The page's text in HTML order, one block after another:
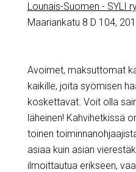
Lounais-Suomen - SYLI
Maariankatu 8 D 104,
Avoimet, maksuttomat
kaikille, joita syömisen
koskettavat. Voit olla
läheinen! Kahvihetkissä
toinen
asiaa kuin asian
ilmoittautua erikseen,